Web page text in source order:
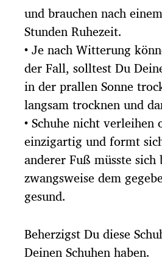
und brauchen nach
Stunden Ruhezeit.
• Je nach Witterung
der Fall, solltest Du
in der prallen Sonne
langsam trocknen und
• Schuhe nicht
einzigartig und formt
anderer Fuß müsste sich
zwangsweise dem
gesund.
Beherzigst Du diese
Deinen Schuhen haben.